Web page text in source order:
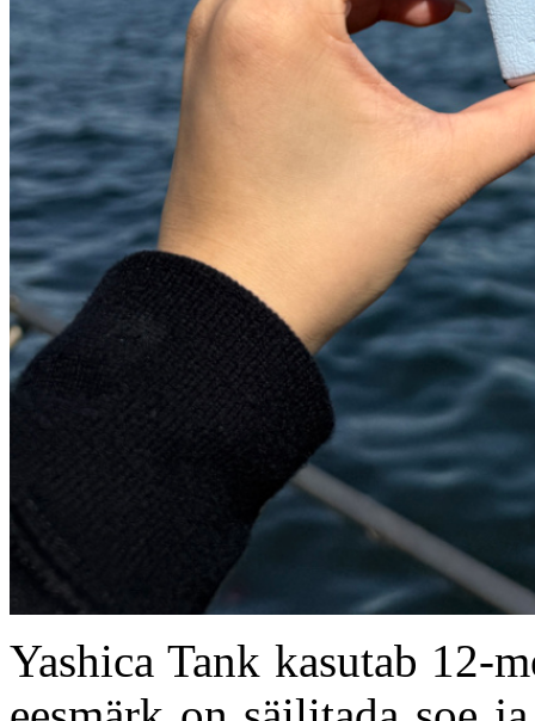
Yashica Tank kasutab 12-